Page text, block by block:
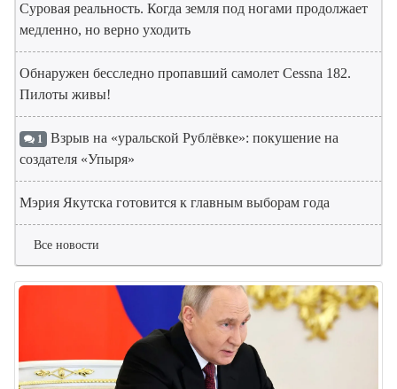
Суровая реальность. Когда земля под ногами продолжает
медленно, но верно уходить
Обнаружен бесследно пропавший самолет Cessna 182.
Пилоты живы!
1 Взрыв на «уральской Рублёвке»: покушение на
создателя «Упыря»
Мэрия Якутска готовится к главным выборам года
Все новости